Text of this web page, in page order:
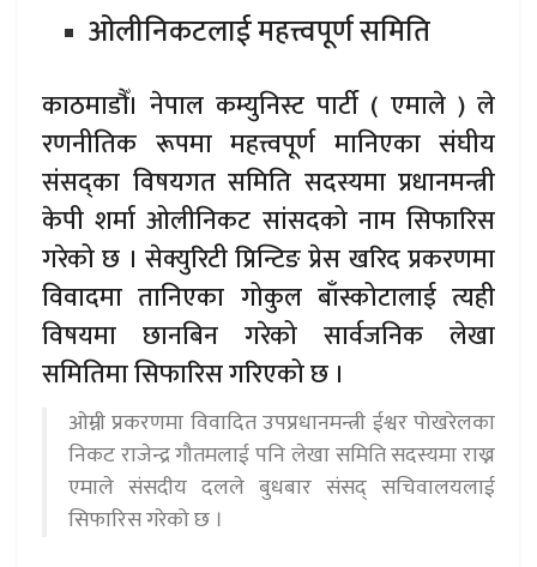
ओलीनिकटलाई महत्त्वपूर्ण समिति
काठमाडौँ। नेपाल कम्युनिस्ट पार्टी ( एमाले ) ले
रणनीतिक रूपमा महत्त्वपूर्ण मानिएका संघीय
संसद्का विषयगत समिति सदस्यमा प्रधानमन्त्री
केपी शर्मा ओलीनिकट सांसदको नाम सिफारिस
गरेको छ । सेक्युरिटी प्रिन्टिङ प्रेस खरिद प्रकरणमा
विवादमा तानिएका गोकुल बाँस्कोटालाई त्यही
विषयमा छानबिन गरेको सार्वजनिक लेखा
समितिमा सिफारिस गरिएको छ ।
ओम्नी प्रकरणमा विवादित उपप्रधानमन्त्री ईश्वर पोखरेलका
निकट राजेन्द्र गौतमलाई पनि लेखा समिति सदस्यमा राख्न
एमाले संसदीय दलले बुधबार संसद् सचिवालयलाई
सिफारिस गरेको छ ।